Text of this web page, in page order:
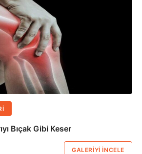
Bıçak Gibi Keser
GALERIYI İNCELE